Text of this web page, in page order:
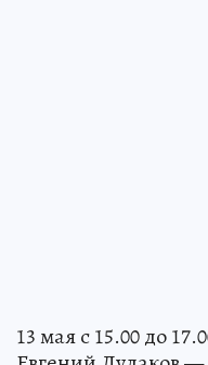
13 мая с 15.00 до